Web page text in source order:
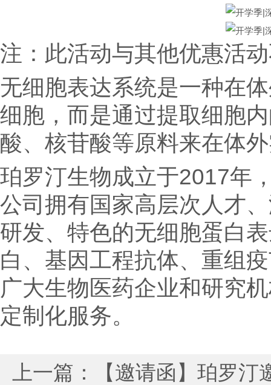
注：此活动与其他优惠活
无细胞表达系统是一种在
细胞，而是通过提取细胞
酸、核苷酸等原料来在体
珀罗汀生物成立于2017年
公司拥有国家高层次人才
研发、特色的无细胞蛋白
白、基因工程抗体、重组
广大生物医药企业和研究
定制化服务。
上一篇：
【邀请函】珀罗